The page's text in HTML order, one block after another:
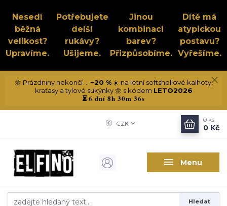
Nesedí
běžná
velikost?
Upravíme.
Potřebujete
delší
rukávy?
Ušijeme.
Jinou
kombinaci
barev?
Přizpůsobíme.
Dítě má
atypickou
postavu?
Vyřešíme.
🌼 Prázdniny nekončí ... −20 %☀️ na letní softshellové kalhoty,
kraťasy a tylové sukýnky 🌼 s kódem LETO2026
⏳6 dní 8h 30m 36s
Menu
CZK
Hledat
0 ks
0 Kč